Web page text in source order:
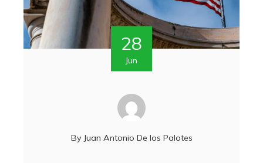
28
Jun
By Juan Antonio De los Palotes